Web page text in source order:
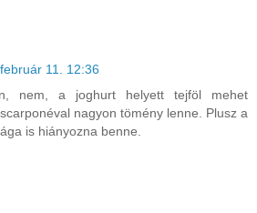
11. 12:36
nem, a joghurt helyett tejföl mehet
nagyon tömény lenne. Plusz a
is hiányozna benne.